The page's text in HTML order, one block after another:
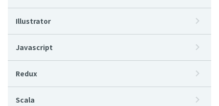
Illustrator
Javascript
Redux
Scala